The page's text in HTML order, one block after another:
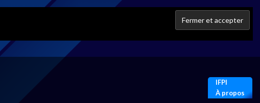
IFPI
À propos